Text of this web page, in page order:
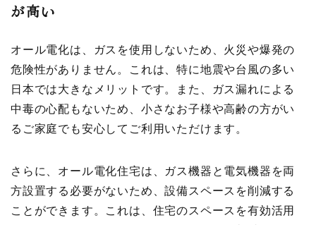
が高い
オール電化は、ガスを使用しないため、火災や爆発の
危険性がありません。これは、特に地震や台風の多い
日本では大きなメリットです。また、ガス漏れによる
中毒の心配もないため、小さなお子様や高齢の方がい
るご家庭でも安心してご利用いただけます。
さらに、オール電化住宅は、ガス機器と電気機器を両
方設置する必要がないため、設備スペースを削減する
ことができます。これは、住宅のスペースを有効活用